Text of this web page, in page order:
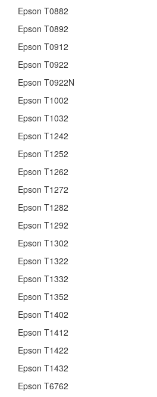
Epson T0882
Epson T0892
Epson T0912
Epson T0922
Epson T0922N
Epson T1002
Epson T1032
Epson T1242
Epson T1252
Epson T1262
Epson T1272
Epson T1282
Epson T1292
Epson T1302
Epson T1322
Epson T1332
Epson T1352
Epson T1402
Epson T1412
Epson T1422
Epson T1432
Epson T6762